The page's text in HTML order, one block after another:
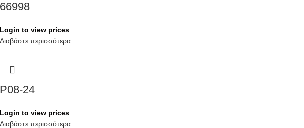
66998
Login to view prices
Διαβάστε περισσότερα
P08-24
Login to view prices
Διαβάστε περισσότερα